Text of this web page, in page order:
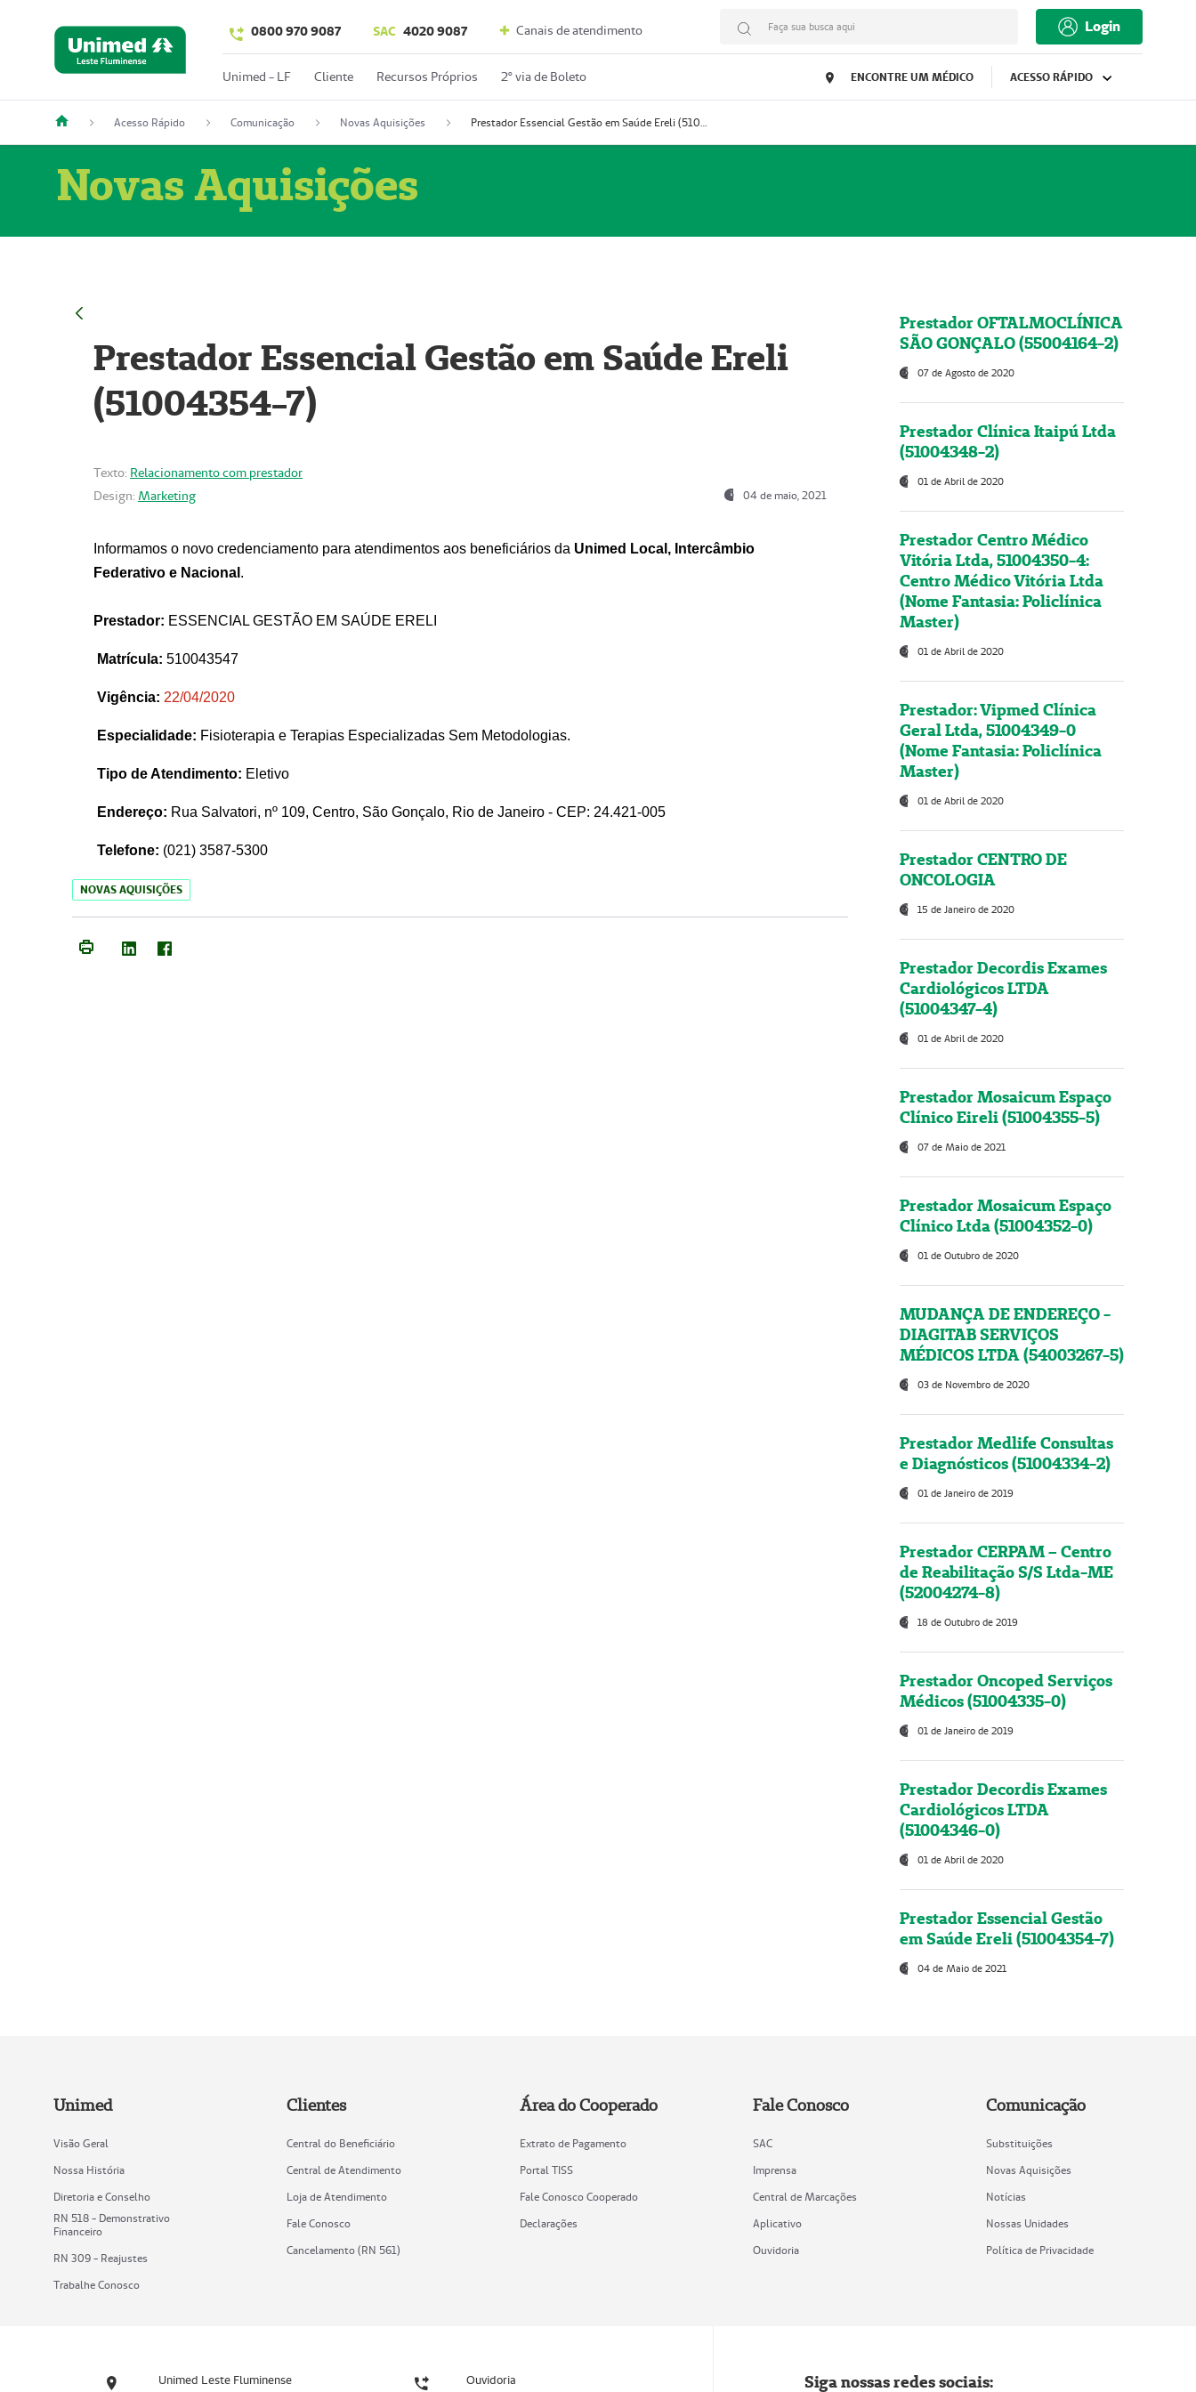
0800 970 9087 SAC 4020 9087 Canais de atendimento Faça sua busca aqui Login
Unimed - LF Cliente Recursos Próprios 2º via de Boleto ENCONTRE UM MÉDICO ACESSO RÁPIDO
Acesso Rápido Comunicação Novas Aquisições Prestador Essencial Gestão em Saúde Ereli (51004354-7)
Novas Aquisições
Prestador Essencial Gestão em Saúde Ereli
(51004354-7)
Texto: Relacionamento com prestador
Design: Marketing 04 de maio, 2021
Informamos o novo credenciamento para atendimentos aos beneficiários da Unimed Local, Intercâmbio
Federativo e Nacional .
Prestador: ESSENCIAL GESTÃO EM SAÚDE ERELI
Matrícula: 510043547
Vigência: 22/04/2020
Especialidade: Fisioterapia e Terapias Especializadas Sem Metodologias.
Tipo de Atendimento: Eletivo
Endereço: Rua Salvatori, nº 109, Centro, São Gonçalo, Rio de Janeiro - CEP: 24.421-005
Telefone: (021) 3587-5300
NOVAS AQUISIÇÕES
Prestador OFTALMOCLÍNICA
SÃO GONÇALO (55004164-2)
07 de Agosto de 2020
Prestador Clínica Itaipú Ltda
(51004348-2)
01 de Abril de 2020
Prestador Centro Médico
Vitória Ltda, 51004350-4:
Centro Médico Vitória Ltda
(Nome Fantasia: Policlínica
Master)
01 de Abril de 2020
Prestador: Vipmed Clínica
Geral Ltda, 51004349-0
(Nome Fantasia: Policlínica
Master)
01 de Abril de 2020
Prestador CENTRO DE
ONCOLOGIA
15 de Janeiro de 2020
Prestador Decordis Exames
Cardiológicos LTDA
(51004347-4)
01 de Abril de 2020
Prestador Mosaicum Espaço
Clínico Eireli (51004355-5)
07 de Maio de 2021
Prestador Mosaicum Espaço
Clínico Ltda (51004352-0)
01 de Outubro de 2020
MUDANÇA DE ENDEREÇO -
DIAGITAB SERVIÇOS
MÉDICOS LTDA (54003267-5)
03 de Novembro de 2020
Prestador Medlife Consultas
e Diagnósticos (51004334-2)
01 de Janeiro de 2019
Prestador CERPAM – Centro
de Reabilitação S/S Ltda-ME
(52004274-8)
18 de Outubro de 2019
Prestador Oncoped Serviços
Médicos (51004335-0)
01 de Janeiro de 2019
Prestador Decordis Exames
Cardiológicos LTDA
(51004346-0)
01 de Abril de 2020
Prestador Essencial Gestão
em Saúde Ereli (51004354-7)
04 de Maio de 2021
Unimed
Visão Geral
Nossa História
Diretoria e Conselho
RN 518 - Demonstrativo
Financeiro
RN 309 - Reajustes
Trabalhe Conosco
Clientes
Central do Beneficiário
Central de Atendimento
Loja de Atendimento
Fale Conosco
Cancelamento (RN 561)
Área do Cooperado
Extrato de Pagamento
Portal TISS
Fale Conosco Cooperado
Declarações
Fale Conosco
SAC
Imprensa
Central de Marcações
Aplicativo
Ouvidoria
Comunicação
Substituições
Novas Aquisições
Notícias
Nossas Unidades
Política de Privacidade
Unimed Leste Fluminense Ouvidoria Siga nossas redes sociais: